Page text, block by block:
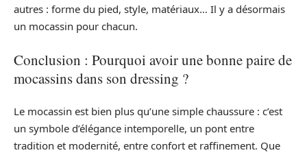
autres : forme du pied, style, matériaux… Il y a désormais
un mocassin pour chacun.
Conclusion : Pourquoi avoir une bonne paire de
mocassins dans son dressing ?
Le mocassin est bien plus qu’une simple chaussure : c’est
un symbole d’élégance intemporelle, un pont entre
tradition et modernité, entre confort et raffinement. Que